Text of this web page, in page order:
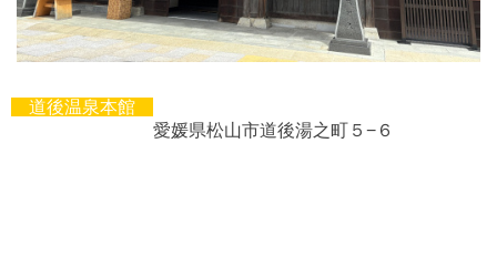
道後温泉本館
愛媛県松山市道後湯之町５−６